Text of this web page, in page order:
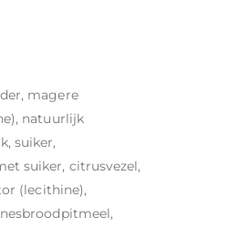
magere
natuurlijk
suiker,
suiker, citrusvezel,
(lecithine),